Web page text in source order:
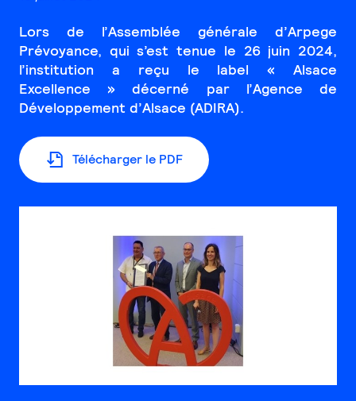
Lors de l’Assemblée générale d’Arpege
Prévoyance, qui s’est tenue le 26 juin 2024,
l’institution a reçu le label « Alsace
Excellence » décerné par l’Agence de
Développement d’Alsace (ADIRA).
Télécharger le PDF